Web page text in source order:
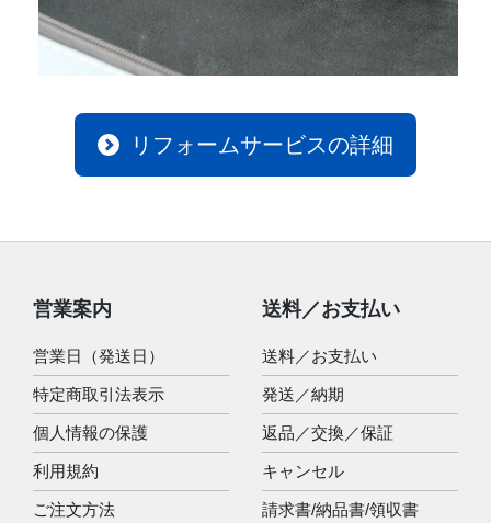
リフォームサービスの詳細
営業案内
営業日（発送日）
特定商取引法表示
個人情報の保護
利用規約
ご注文方法
送料／お支払い
送料／お支払い
発送／納期
返品／交換／保証
キャンセル
請求書/納品書/領収書